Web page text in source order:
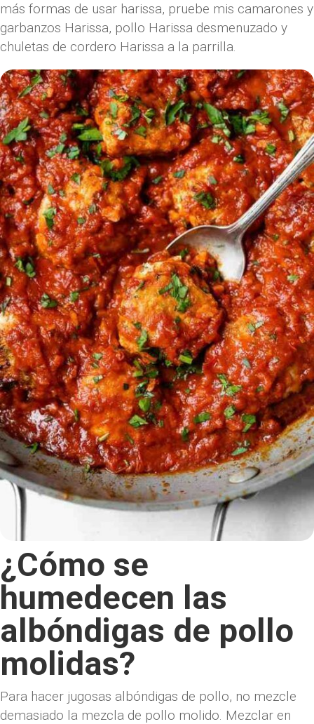
más formas de usar harissa, pruebe mis camarones y
garbanzos Harissa, pollo Harissa desmenuzado y
chuletas de cordero Harissa a la parrilla.
¿Cómo se
humedecen las
albóndigas de pollo
molidas?
Para hacer jugosas albóndigas de pollo, no mezcle
demasiado la mezcla de pollo molido. Mezclar en